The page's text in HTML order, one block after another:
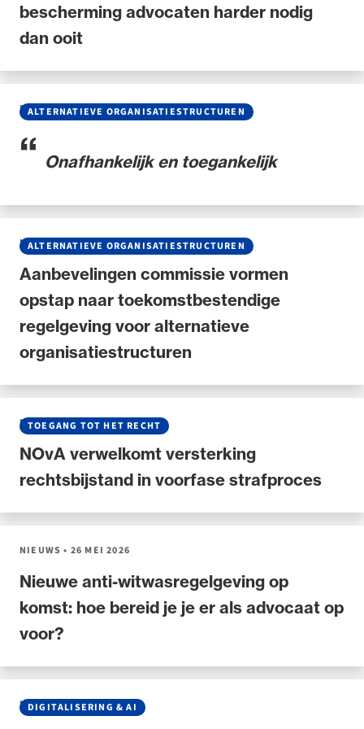
bescherming advocaten harder nodig
dan ooit
Onafhankelijk en toegankelijk
ALTERNATIEVE ORGANISATIESTRUCTUREN
BLOG•11 JUNI 2026
Aanbevelingen commissie vormen
opstap naar toekomstbestendige
regelgeving voor alternatieve
organisatiestructuren
ALTERNATIEVE ORGANISATIESTRUCTUREN
NIEUWS•29 MEI 2026
NOvA verwelkomt versterking
rechtsbijstand in voorfase strafproces
TOEGANG TOT HET RECHT
NIEUWS•27 MEI 2026
Nieuwe anti-witwasregelgeving op
komst: hoe bereid je je er als advocaat op
voor?
NIEUWS• 26 MEI 2026
DIGITALISERING & AI
NIEUWS• 21 MEI 2026